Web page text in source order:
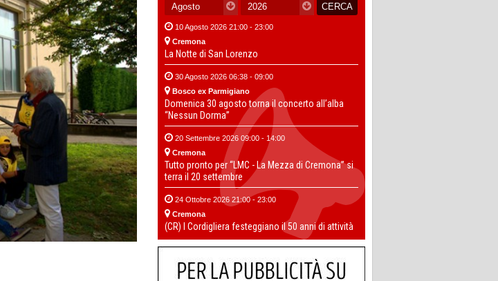
10 Agosto 2026 21:00 - 23:00
Cremona
La Notte di San Lorenzo
30 Agosto 2026 06:38 - 09:00
Bosco ex Parmigiano
Domenica 30 agosto torna il concerto all’alba
“Nessun Dorma”
20 Settembre 2026 09:00 - 14:00
Cremona
Tutto pronto per “LMC - La Mezza di Cremona” si
terra il 20 settembre
24 Ottobre 2026 21:00 - 23:00
Cremona
(CR) I Cordigliera festeggiano il 50 anni di attività